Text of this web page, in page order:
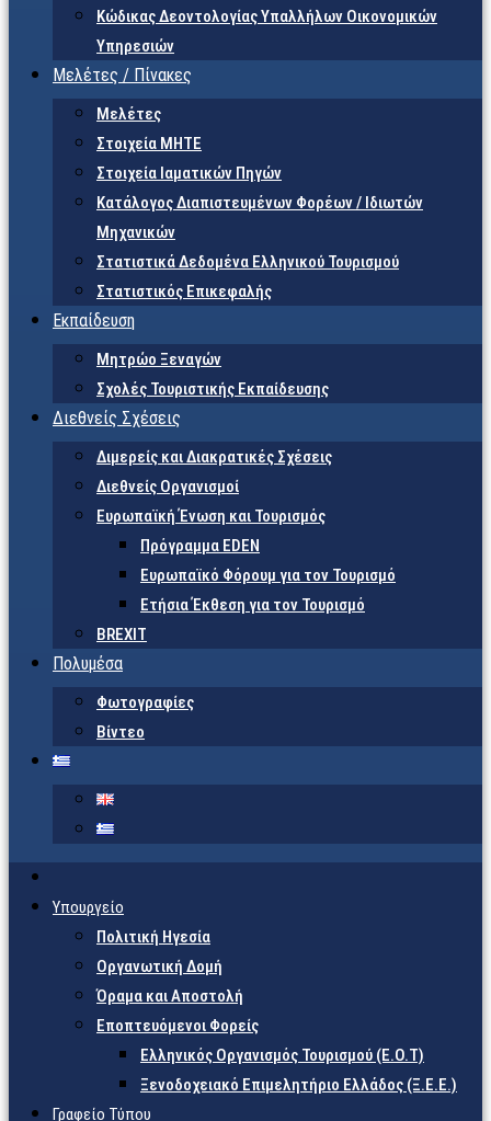
Κώδικας Δεοντολογίας Υπαλλήλων Οικονομικών
Υπηρεσιών
Μελέτες / Πίνακες
Μελέτες
Στοιχεία ΜΗΤΕ
Στοιχεία Ιαματικών Πηγών
Κατάλογος Διαπιστευμένων Φορέων / Ιδιωτών
Μηχανικών
Στατιστικά Δεδομένα Ελληνικού Τουρισμού
Στατιστικός Επικεφαλής
Εκπαίδευση
Μητρώο Ξεναγών
Σχολές Τουριστικής Εκπαίδευσης
Διεθνείς Σχέσεις
Διμερείς και Διακρατικές Σχέσεις
Διεθνείς Οργανισμοί
Ευρωπαϊκή Ένωση και Τουρισμός
Πρόγραμμα EDEN
Ευρωπαϊκό Φόρουμ για τον Τουρισμό
Ετήσια Έκθεση για τον Τουρισμό
BREXIT
Πολυμέσα
Φωτογραφίες
Βίντεο
Υπουργείο
Πολιτική Ηγεσία
Οργανωτική Δομή
Όραμα και Αποστολή
Εποπτευόμενοι Φορείς
Eλληνικός Οργανισμός Τουρισμού (Ε.Ο.Τ)
Ξενοδοχειακό Επιμελητήριο Ελλάδος (Ξ.Ε.Ε.)
Γραφείο Τύπου